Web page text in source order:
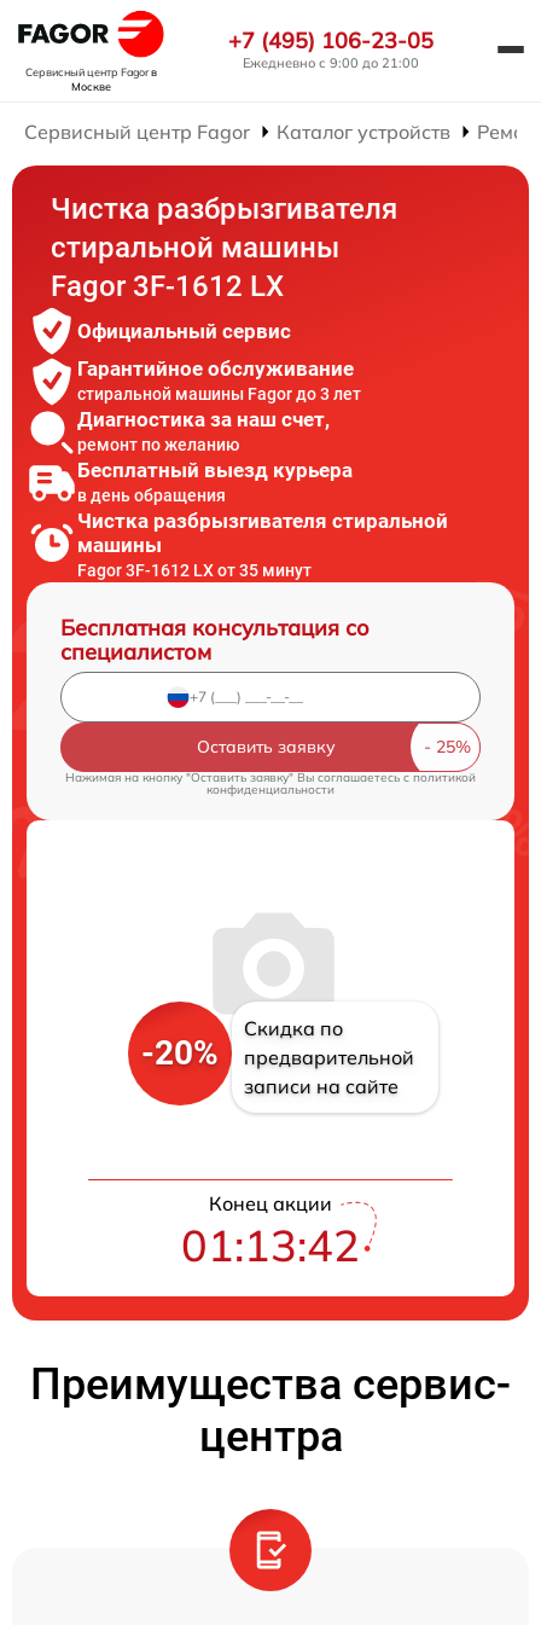
Сервисный центр Fagorв
Москве
+7 (495) 106-23-05
Ежедневно с 9:00 до 21:00
Сервисный центр Fagor Каталог устройств
Чистка разбрызгивателя
стиральной машины
Fagor 3F-1612 LX
Официальный сервис
Гарантийное обслуживание
стиральной машины Fagor до 3 лет
Диагностика за наш счет,
ремонт по желанию
Бесплатный выезд курьера
в день обращения
Чистка разбрызгивателя стиральной
машины
Fagor 3F-1612 LX от 35 минут
Бесплатная консультация со
специалистом
Оставить заявку
Нажимая на кнопку "Оставить заявку" Вы соглашаетесь cполитикой
конфиденциальности
-20%
Скидка по
предварительной
записи на сайте
Конец акции
01:13:41
Преимущества сервис-
центра